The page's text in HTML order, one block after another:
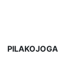
PILAKOJOGA